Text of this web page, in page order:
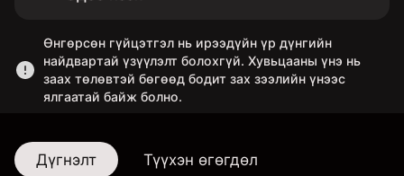
Өнгөрсөн гүйцэтгэл нь ирээдүйн үр дүнгийн
найдвартай үзүүлэлт болохгүй. Хувьцааны үнэ нь
заах төлөвтэй бөгөөд бодит зах зээлийн үнээс
ялгаатай байж болно.
Дүгнэлт Түүхэн өгөгдөл